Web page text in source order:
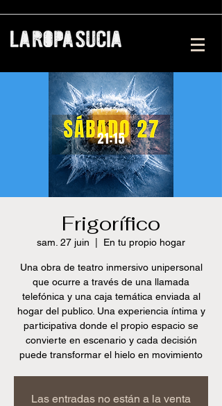
Frigorífico
sam. 27 juin En tu propio hogar
Una obra de teatro inmersivo unipersonal
que ocurre a través de una llamada
telefónica y una caja temática enviada al
hogar del publico. Una experiencia íntima y
participativa donde el propio espacio se
convierte en escenario y cada decisión
puede transformar el hielo en movimiento
Las entradas no están a la venta